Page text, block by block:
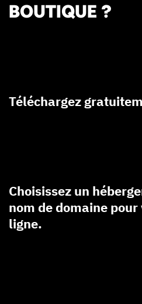
BOUTIQUE ?
Téléchargez
Choisissez un
nom de domaine
ligne.